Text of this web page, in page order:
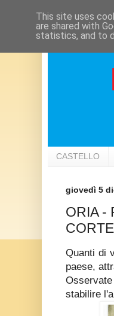
CASTELLO
giovedì 5
ORIA -
Quanti di
paese,
stabilire
This site uses
are shared with
statistics, and to